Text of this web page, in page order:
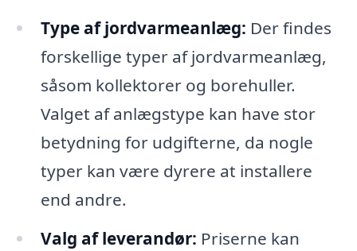
Type af jordvarmeanlæg: Der findes
forskellige typer af jordvarmeanlæg,
såsom kollektorer og borehuller.
Valget af anlægstype kan have stor
betydning for udgifterne, da nogle
typer kan være dyrere at installere
end andre.
Valg af leverandør: Priserne kan